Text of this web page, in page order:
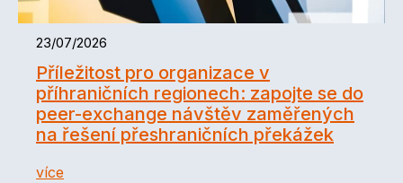
23/07/2026
Příležitost pro organizace v
příhraničních regionech: zapojte se do
peer-exchange návštěv zaměřených
na řešení přeshraničních překážek
více